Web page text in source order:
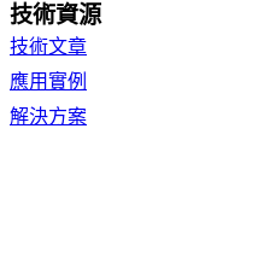
技術資源
技術文章
應用實例
解決方案